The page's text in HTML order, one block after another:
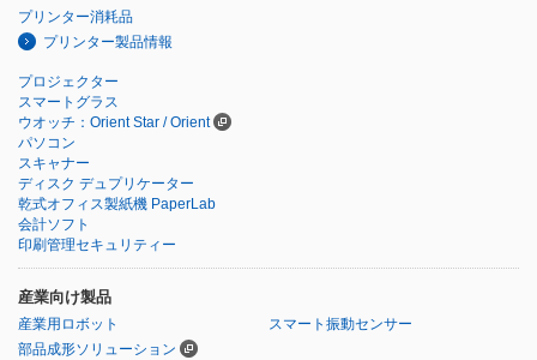
プリンター消耗品
プリンター製品情報
プロジェクター
スマートグラス
ウオッチ：Orient Star / Orient
パソコン
スキャナー
ディスク デュプリケーター
乾式オフィス製紙機 PaperLab
会計ソフト
印刷管理セキュリティー
産業向け製品
産業用ロボット
スマート振動センサー
部品成形ソリューション